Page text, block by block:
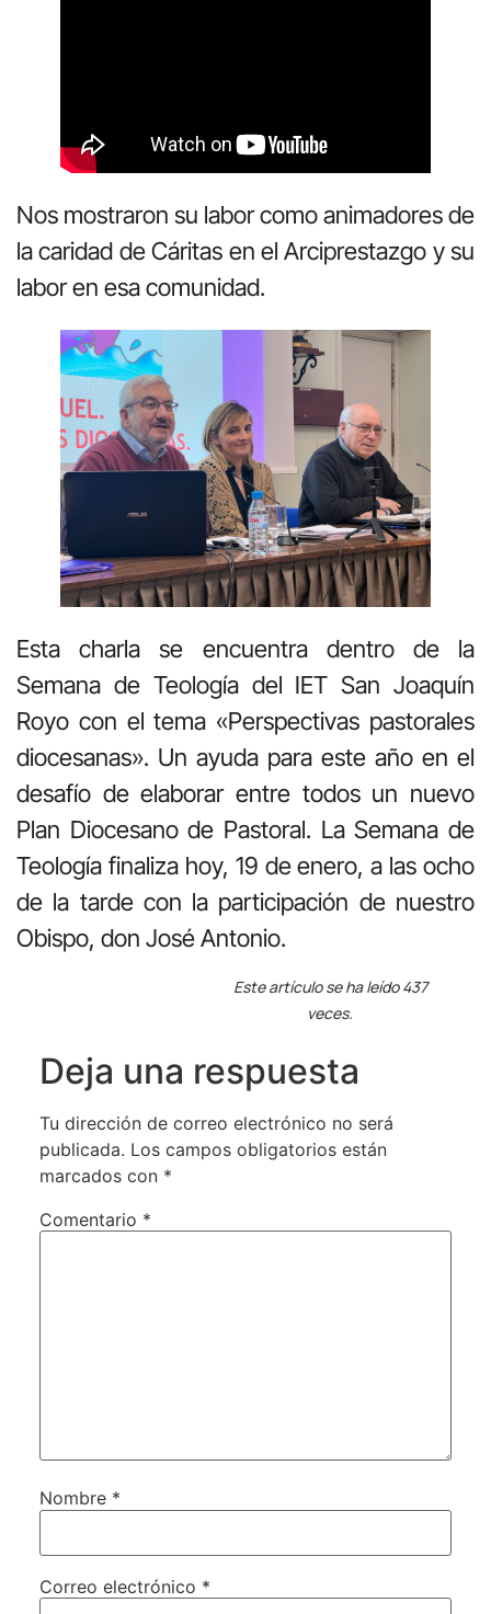
Nos mostraron su labor como animadores de
la caridad de Cáritas en el Arciprestazgo y su
labor en esa comunidad.
Esta charla se encuentra dentro de la
Semana de Teología del IET San Joaquín
Royo con el tema «Perspectivas pastorales
diocesanas». Un ayuda para este año en el
desafío de elaborar entre todos un nuevo
Plan Diocesano de Pastoral. La Semana de
Teología finaliza hoy, 19 de enero, a las ocho
de la tarde con la participación de nuestro
Obispo, don José Antonio.
Este artículo se ha leído 437
veces.
Deja una respuesta
Tu dirección de correo electrónico no será
publicada. Los campos obligatorios están
marcados con *
Comentario *
Nombre *
Correo electrónico *